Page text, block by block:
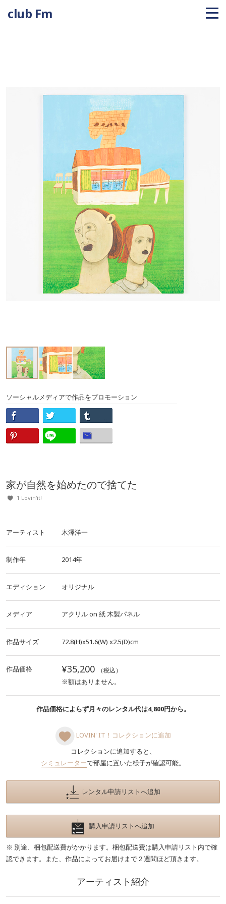
club Fm
ソーシャルメディアで作品をプロモーション
家が自然を始めたので捨てた
1 Lovin'it!
アーティスト 木澤洋一
制作年 2014年
エディション オリジナル
メディア アクリルon 紙木製パネル
作品サイズ 72.8(H)x51.6(W) x2.5(D)cm
作品価格 ¥35,200 （税込）
※額はありません。
作品価格によらず月々のレンタル代は4,800円から。
LOVIN' IT！コレクションに追加
コレクションに追加すると、
シミュレーターで部屋に置いた様子が確認可能。
レンタル申請リストへ追加
購入申請リストへ追加
※ 別途、梱包配送費がかかります。梱包配送費は購入申請リスト内で確
認できます。また、作品によってお届けまで２週間ほど頂きます。
アーティスト紹介